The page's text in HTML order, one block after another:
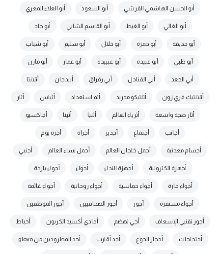
أبو الحسن الهاشمي القرشي أبو السعود أبو العلاء المعري
أبو الغالي أبو الغيط أبو القاسم الشابي أبو جاد
أبو حذيفة أبو حمزة أبو خلال أبو سليم أبو شباب
أبو ظبي أبو عبيدة أبو عبييدة أبو عمار أبو مازن
أبي الجعد أبي القنادل أبي رقراق أبيدجان أتلانتا
أتلانتيك فري زون أتلتيكو مدريد أتم استعداد أتياس أثار
أثار ضجة واسعة أثرياء العالم أثنيا أثينا أجاكسيو
أجانب أجتماع أجدير أجراة أجرة يوم
أجسام معدنية أجمل خلجان العالم أجمل نساء العالم أجنبي
أجهزة الكترونية أجهزة النداء أجواء أجواء باردة
أجواء حارة أجواء حماسية أجواء روحانية أجواء غائمة
أجواء مستقرة أجور أجور الصحافيين أجور الموظفين
أجور تقنيي الإسعاف أجي تهضم أحادي أكسيد الكربون أحباط
أحتجاجات أحجار الجوع أحد أقارب أحد المطرودين من glovo